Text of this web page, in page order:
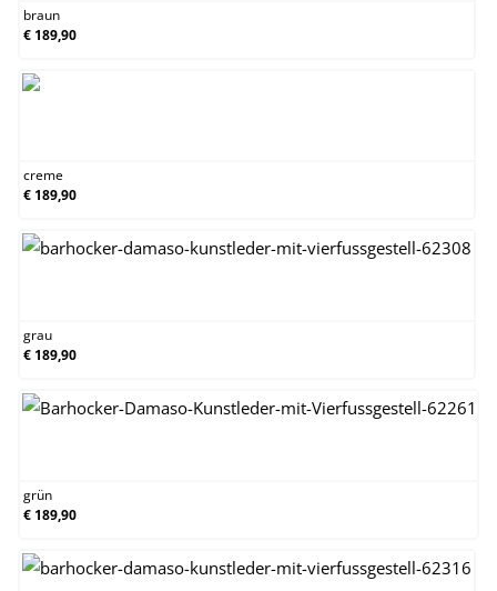
braun
€ 189,90
creme
€ 189,90
grau
€ 189,90
grün
€ 189,90